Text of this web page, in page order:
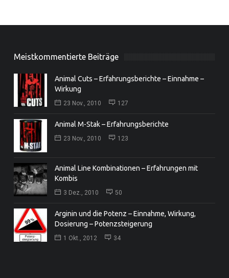
Meistkommentierte Beiträge
Animal Cuts – Erfahrungsberichte – Einnahme –
Wirkung
23 Nov., 2010 127
Animal M-Stak – Erfahrungsberichte
23 Nov., 2010 123
Animal Line Kombinationen – Erfahrungen mit
Kombis
3 Dez., 2010 50
Arginin und die Potenz – Einnahme, Wirkung,
Dosierung – Potenzsteigerung
1 Okt., 2012 34